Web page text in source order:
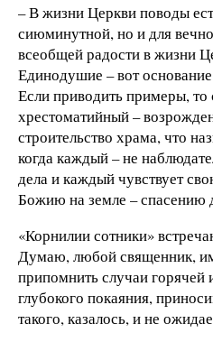
– В жизни Церкви поводы
сиюминутной, но и для
всеобщей радости в жизни
Единодушие – вот
Если приводить примеры,
хрестоматийный –
строительство храма, что
когда каждый – не
дела и каждый чувствует
Божию на земле – спасению
«Корнилии сотники»
Думаю, любой священник,
припомнить случаи горячей
глубокого покаяния,
такого, казалось, и не